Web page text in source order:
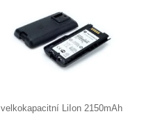
velkokapacitní LiIon 2150mAh